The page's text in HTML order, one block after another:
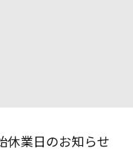
休業日のお知らせ